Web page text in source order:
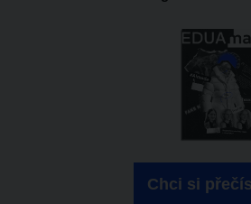
Chci si